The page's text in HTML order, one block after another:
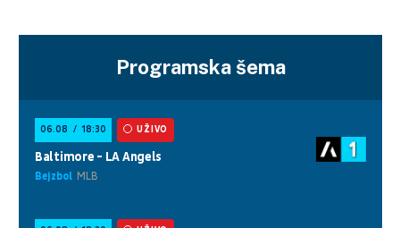
Programska šema